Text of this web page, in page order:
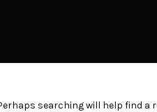
searching will help find a